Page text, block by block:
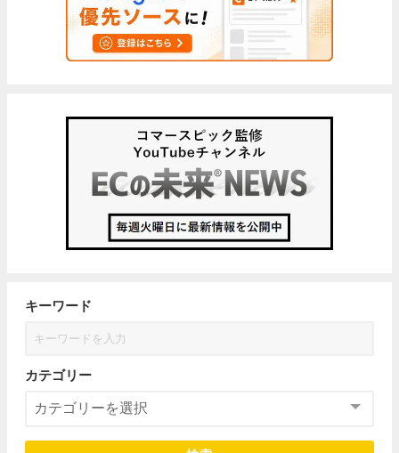
キーワード
カテゴリー